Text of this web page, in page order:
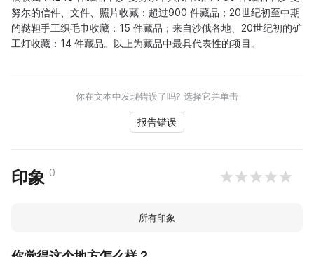
努尔的信件、文件、照片收藏：超过900 件藏品；20世纪初至中期
的鞑靼手工织毛巾收藏：15 件藏品；来自沙俄各地、20世纪初的矿
工灯收藏：14 件藏品。以上为藏品中最具代表性的项目。
你在文本中发现错误了吗? 选择它并单击
报告错误
印象 0
所有印象